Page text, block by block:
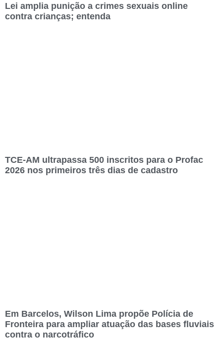
Lei amplia punição a crimes sexuais online
contra crianças; entenda
TCE-AM ultrapassa 500 inscritos para o Profac
2026 nos primeiros três dias de cadastro
Em Barcelos, Wilson Lima propõe Polícia de
Fronteira para ampliar atuação das bases fluviais
contra o narcotráfico